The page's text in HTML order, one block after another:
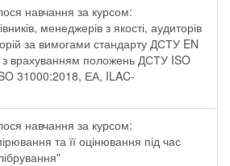
навчання за курсом:
менеджерів з якості, аудиторів
за вимогами стандарту ДСТУ EN
врахуванням положень ДСТУ ISO
31000:2018, ЕА, ILAC-
навчання за курсом:
та її оцінювання під час